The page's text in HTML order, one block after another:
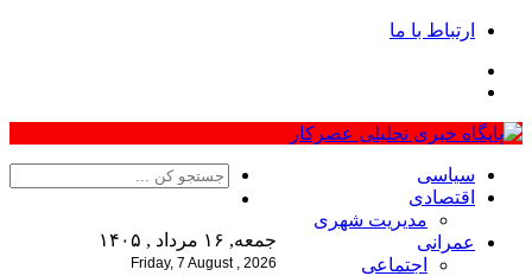
ارتباط با ما
جمعه, ۱۶ مرداد , ۱۴۰۵
Friday, 7 August , 2026
سیاسی
اقتصادی
مدیریت شهری
عمرانی
اجتماعی